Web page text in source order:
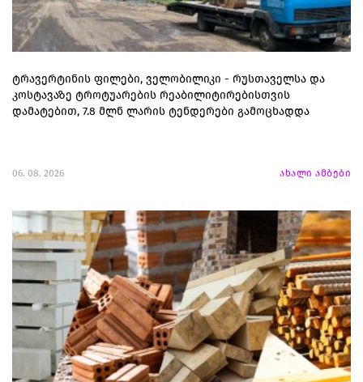
ტრავერტინის ფილები, ველობილიკი - რუსთაველსა და
კოსტავაზე ტროტუარების რეაბილიტირებისთვის
დამატებით, 7.8 მლნ ლარის ტენდერები გამოცხადდა
06. 08. 2026 ახალი ამბები